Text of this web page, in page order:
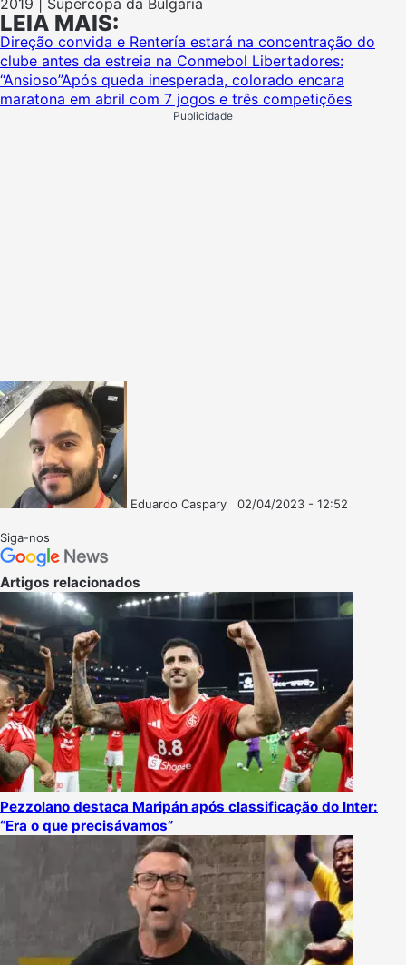
2019 | Supercopa da Bulgária
LEIA MAIS:
Direção convida e Rentería estará na concentração do
clube antes da estreia na Conmebol Libertadores:
“Ansioso”Após queda inesperada, colorado encara
maratona em abril com 7 jogos e três competições
Publicidade
Eduardo Caspary
02/04/2023 - 12:52
Siga-nos
Artigos relacionados
Pezzolano destaca Maripán após classificação do Inter:
“Era o que precisávamos”